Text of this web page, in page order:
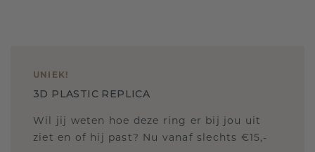
UNIEK!
3D PLASTIC REPLICA
Wil jij weten hoe deze ring er bij jou uit
ziet en of hij past? Nu vanaf slechts €15,-